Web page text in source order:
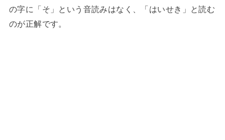
の字に「そ」という音読みはなく、「はいせき」と読む
のが正解です。